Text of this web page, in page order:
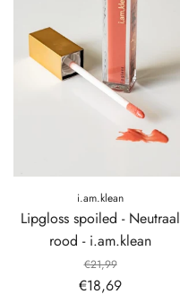
i.am.klean
Lipgloss spoiled - Neutraal
rood - i.am.klean
€21,99
€18,69